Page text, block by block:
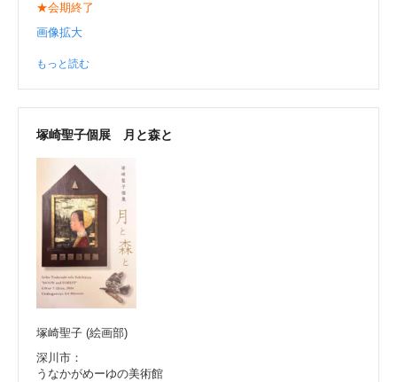
★会期終了
画像拡大
もっと読む
塚崎聖子個展 月と森と
塚崎聖子 (絵画部)
深川市：
うなかがめーゆの美術館